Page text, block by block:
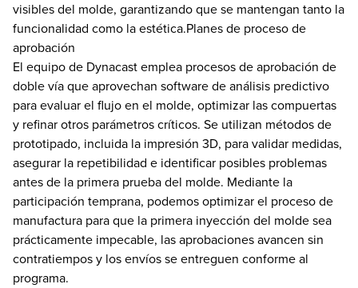
visibles del molde, garantizando que se mantengan tanto la
funcionalidad como la estética.Planes de proceso de
aprobación
El equipo de Dynacast emplea procesos de aprobación de
doble vía que aprovechan software de análisis predictivo
para evaluar el flujo en el molde, optimizar las compuertas
y refinar otros parámetros críticos. Se utilizan métodos de
prototipado, incluida la impresión 3D, para validar medidas,
asegurar la repetibilidad e identificar posibles problemas
antes de la primera prueba del molde. Mediante la
participación temprana, podemos optimizar el proceso de
manufactura para que la primera inyección del molde sea
prácticamente impecable, las aprobaciones avancen sin
contratiempos y los envíos se entreguen conforme al
programa.